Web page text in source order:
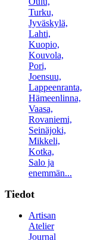
Turku,
Jyväskylä,
Lahti,
Kuopio,
Kouvola,
Pori,
Joensuu,
Lappeenranta,
Hämeenlinna,
Vaasa,
Rovaniemi,
Seinäjoki,
Mikkeli,
Kotka,
Salo ja
enemmän...
Tiedot
Artisan
Atelier
Journal